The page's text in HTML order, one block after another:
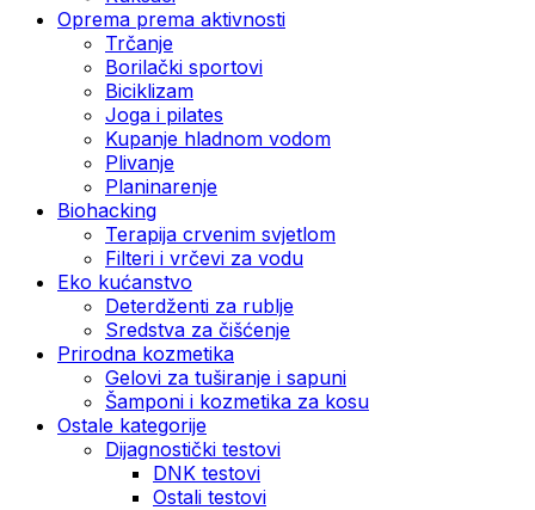
Oprema prema aktivnosti
Trčanje
Borilački sportovi
Biciklizam
Joga i pilates
Kupanje hladnom vodom
Plivanje
Planinarenje
Biohacking
Terapija crvenim svjetlom
Filteri i vrčevi za vodu
Eko kućanstvo
Deterdženti za rublje
Sredstva za čišćenje
Prirodna kozmetika
Gelovi za tuširanje i sapuni
Šamponi i kozmetika za kosu
Ostale kategorije
Dijagnostički testovi
DNK testovi
Ostali testovi